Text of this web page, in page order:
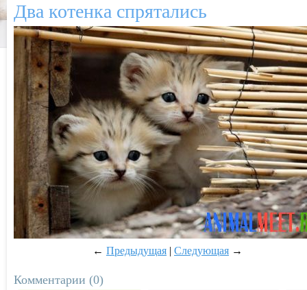
Два котенка спрятались
← Предыдущая | Следующая →
Комментарии (0)